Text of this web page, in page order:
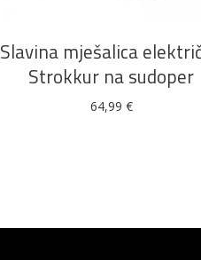
Slavina mješalica
Strokkur na sudoper
64,99 €